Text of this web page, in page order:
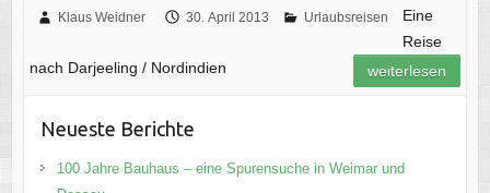
Klaus Weidner 30. April 2013 Urlaubsreisen
Eine
Reise
nach Darjeeling / Nordindien
weiterlesen
Neueste Berichte
100 Jahre Bauhaus – eine Spurensuche in Weimar und